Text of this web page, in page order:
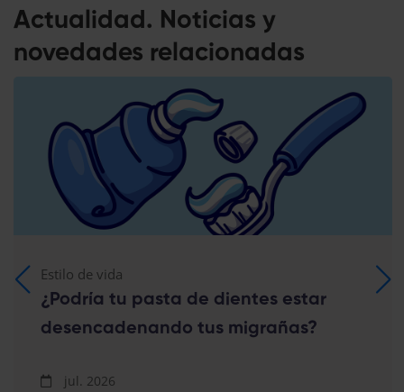
Actualidad. Noticias y
novedades relacionadas
Estilo de vida
¿Podría tu pasta de dientes estar
desencadenando tus migrañas?
jul. 2026